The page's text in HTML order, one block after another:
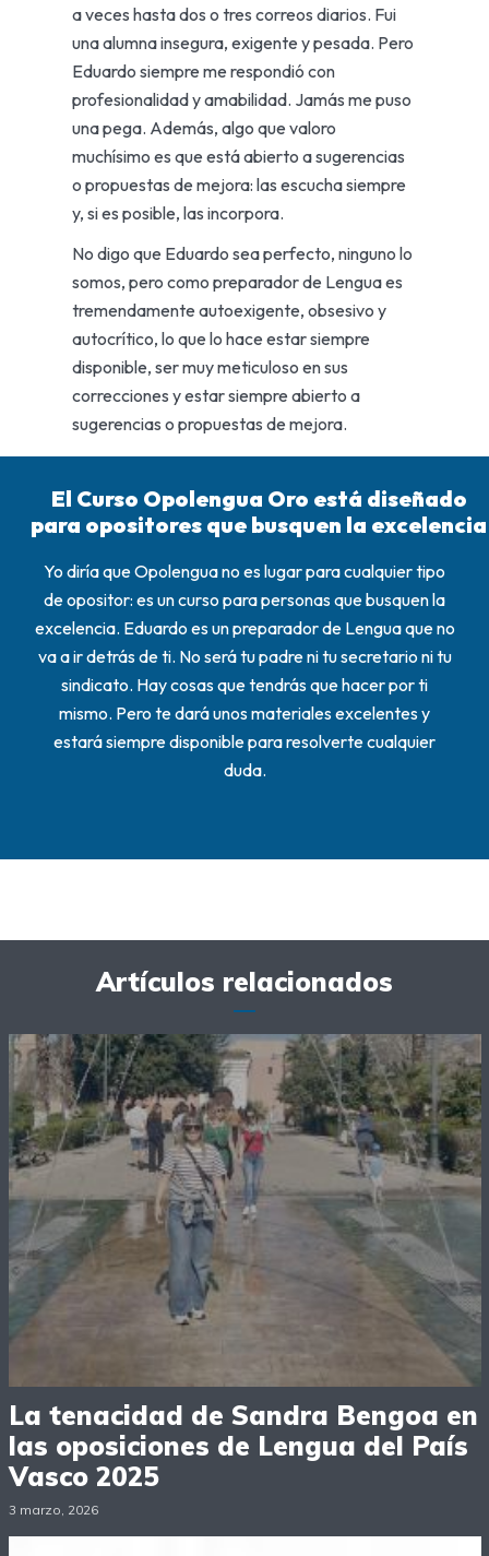
a veces hasta dos o tres correos diarios. Fui
una alumna insegura, exigente y pesada. Pero
Eduardo siempre me respondió con
profesionalidad y amabilidad. Jamás me puso
una pega. Además, algo que valoro
muchísimo es que está abierto a sugerencias
o propuestas de mejora: las escucha siempre
y, si es posible, las incorpora.
No digo que Eduardo sea perfecto, ninguno lo
somos, pero como preparador de Lengua es
tremendamente autoexigente, obsesivo y
autocrítico, lo que lo hace estar siempre
disponible, ser muy meticuloso en sus
correcciones y estar siempre abierto a
sugerencias o propuestas de mejora.
El Curso Opolengua Oro está diseñado
para opositores que busquen la excelencia
Yo diría que Opolengua no es lugar para cualquier tipo
de opositor: es un curso para personas que busquen la
excelencia. Eduardo es un preparador de Lengua que no
va a ir detrás de ti. No será tu padre ni tu secretario ni tu
sindicato. Hay cosas que tendrás que hacer por ti
mismo. Pero te dará unos materiales excelentes y
estará siempre disponible para resolverte cualquier
duda.
Artículos relacionados
La tenacidad de Sandra Bengoa en
las oposiciones de Lengua del País
Vasco 2025
3 marzo, 2026